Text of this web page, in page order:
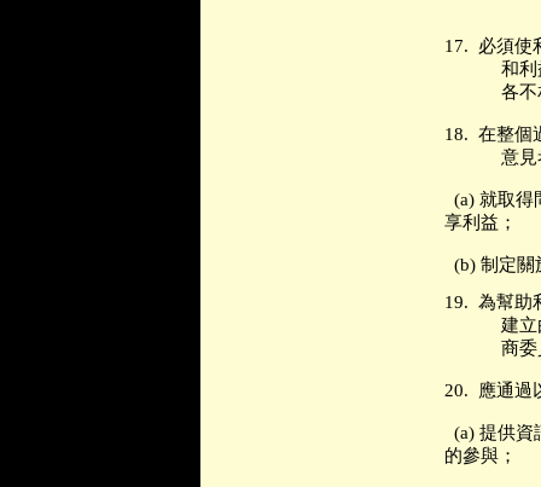
17. 必須使
和
各
18. 在整個
意
(a) 就取得
享利益；
(b) 制定關
19. 為幫助
建
商
20. 應通過
(a) 提供資
的參與；